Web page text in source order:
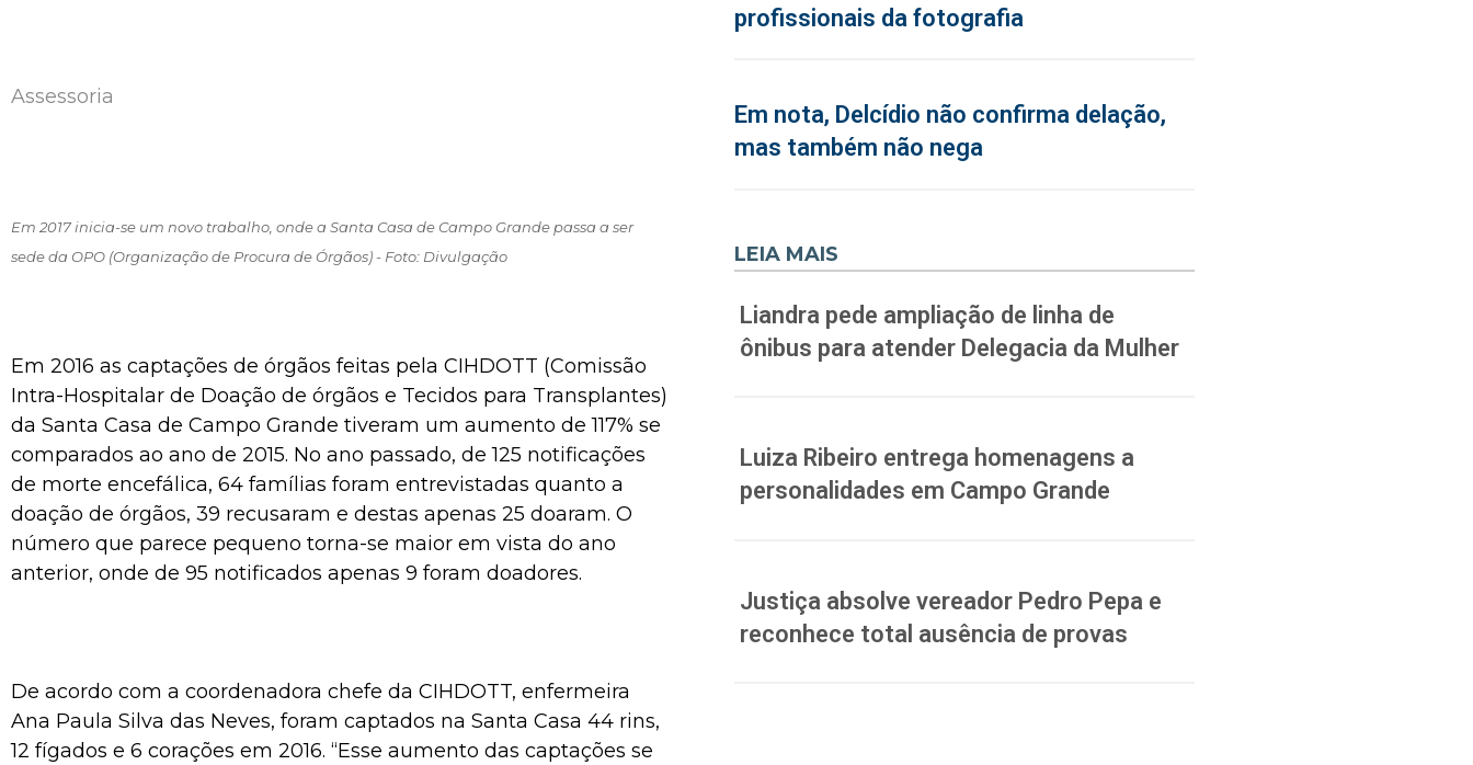
Assessoria
Em 2017 inicia-se um novo trabalho, onde a Santa Casa de Campo Grande passa a ser
sede da OPO (Organização de Procura de Órgãos) - Foto: Divulgação
Em 2016 as captações de órgãos feitas pela CIHDOTT (Comissão
Intra-Hospitalar de Doação de órgãos e Tecidos para Transplantes)
da Santa Casa de Campo Grande tiveram um aumento de 117% se
comparados ao ano de 2015. No ano passado, de 125 notificações
de morte encefálica, 64 famílias foram entrevistadas quanto a
doação de órgãos, 39 recusaram e destas apenas 25 doaram. O
número que parece pequeno torna-se maior em vista do ano
anterior, onde de 95 notificados apenas 9 foram doadores.
De acordo com a coordenadora chefe da CIHDOTT, enfermeira
Ana Paula Silva das Neves, foram captados na Santa Casa 44 rins,
12 fígados e 6 corações em 2016. “Esse aumento das captações se
profissionais da fotografia
Em nota, Delcídio não confirma delação,
mas também não nega
LEIA MAIS
Liandra pede ampliação de linha de
ônibus para atender Delegacia da Mulher
Luiza Ribeiro entrega homenagens a
personalidades em Campo Grande
Justiça absolve vereador Pedro Pepa e
reconhece total ausência de provas